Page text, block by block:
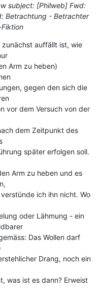
subject: [Philweb] Fwd:
Betrachtung - Betrachter
zunächst auffällt ist, wie
Arm zu heben)
gegen den sich die
vor dem Versuch von der
dem Zeitpunkt des
später erfolgen soll.
Arm zu heben und es
ich ihn nicht. Wo
oder Lähmung - ein
Das Wollen darf
Drang, noch ein
was ist es dann? Erweist